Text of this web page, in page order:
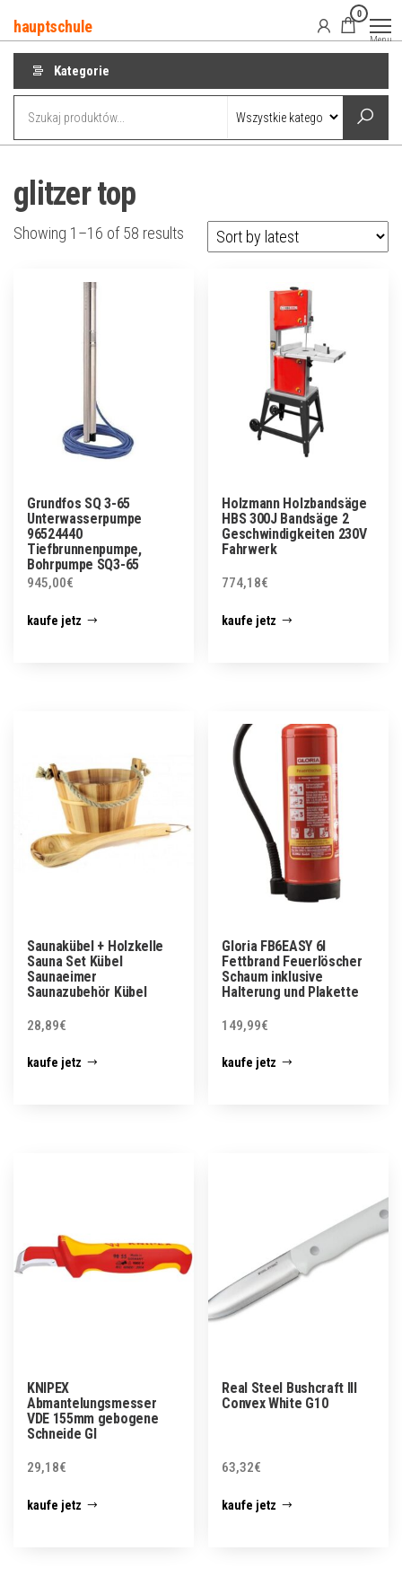
do
treści
hauptschule
0
Menu
Kategorie
glitzer top
Showing 1–16 of 58 results
Grundfos SQ 3-65
Unterwasserpumpe
96524440
Tiefbrunnenpumpe,
Bohrpumpe SQ3-65
945,00€
kaufe jetz
Holzmann Holzbandsäge
HBS 300J Bandsäge 2
Geschwindigkeiten 230V
Fahrwerk
774,18€
kaufe jetz
Saunakübel + Holzkelle
Sauna Set Kübel
Saunaeimer
Saunazubehör Kübel
28,89€
kaufe jetz
Gloria FB6EASY 6l
Fettbrand Feuerlöscher
Schaum inklusive
Halterung und Plakette
149,99€
kaufe jetz
KNIPEX
Abmantelungsmesser
VDE 155mm gebogene
Schneide Gl
29,18€
kaufe jetz
Real Steel Bushcraft III
Convex White G10
63,32€
kaufe jetz